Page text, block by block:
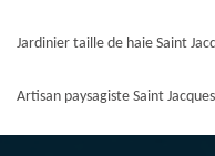
Jardinier taille de haie Saint
Artisan paysagiste Saint